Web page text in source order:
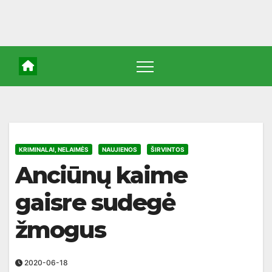
KRIMINALAI, NELAIMĖS NAUJIENOS ŠIRVINTOS
Anciūnų kaime
gaisre sudegė
žmogus
2020-06-18